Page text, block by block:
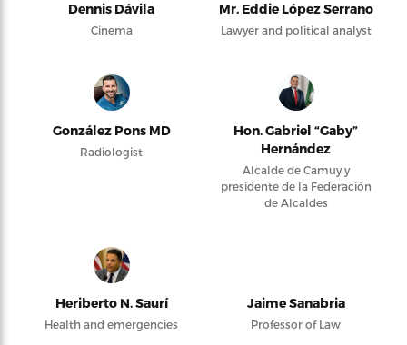
Dennis Dávila
Cinema
Mr. Eddie López Serrano
Lawyer and political analyst
González Pons MD
Radiologist
Hon. Gabriel “Gaby”
Hernández
Alcalde de Camuy y
presidente de la Federación
de Alcaldes
Heriberto N. Saurí
Health and emergencies
Jaime Sanabria
Professor of Law